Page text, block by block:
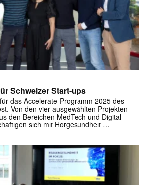
Schweizer Start-ups
das Accelerate-Programm 2025 des
Von den vier ausgewählten Projekten
den Bereichen MedTech und Digital
sich mit Hörgesundheit …